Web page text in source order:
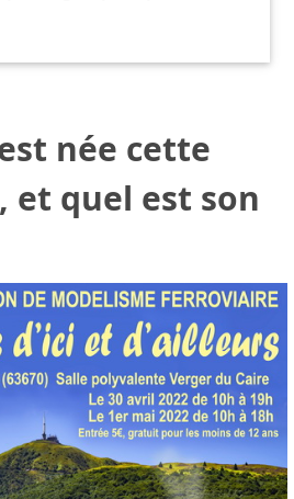
née cette
et quel est son